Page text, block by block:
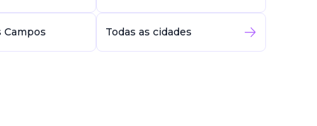
Campos Todas as cidades